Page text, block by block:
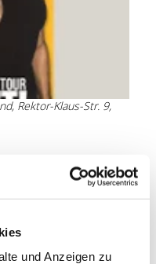
und Anzeigen zu
Rektor-Klaus-Str. 9,